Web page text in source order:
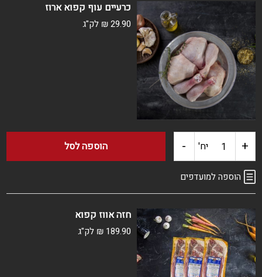
עוף
ארוז
פרוס
קפוא
כרעיים עוף קפוא ארוז
₪29.90 לק"ג
+ כמות
של
עוף
קפוא
יח' - הוספה לסל
הוספה למועדפים
חזה אווז קפוא
₪ 189.90 לק"ג